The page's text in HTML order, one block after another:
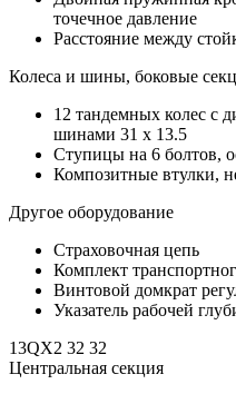
точечное давление
Расстояние между
Колеса и шины, боковые
12 тандемных колес с
шинами 31 x 13.5
Ступицы на 6 болтов,
Композитные втулки,
Другое оборудование
Страховочная цепь
Комплект
Винтовой домкрат
Указатель рабочей
13QX2 32 32
Центральная секция